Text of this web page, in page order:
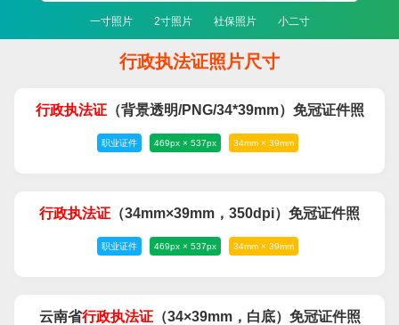
一寸照片 2寸照片 社保照片 小二寸
行政执法证照片尺寸
行政执法证（背景透明/PNG/34*39mm）免冠证件照
职业证件 469px × 537px 34mm × 39mm
行政执法证 （34mm×39mm，350dpi）免冠证件照
职业证件 469px × 537px 34mm × 39mm
云南省行政执法证（34×39mm，白底）免冠证件照